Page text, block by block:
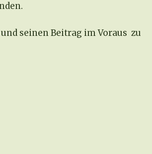
seinen Beitrag im Voraus zu